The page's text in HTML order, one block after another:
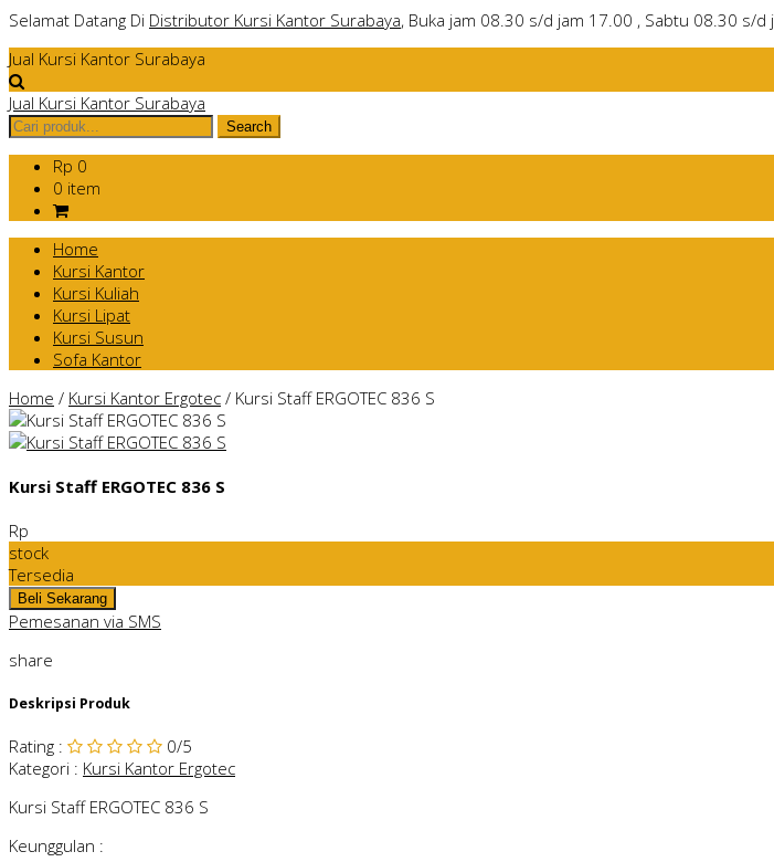
Selamat Datang Di Distributor Kursi Kantor Surabaya, Buka jam 08.30 s/d jam 17.00 , Sabtu 08.30 s/
Jual Kursi Kantor Surabaya
Jual Kursi Kantor Surabaya
Rp 0
0 item
Home
Kursi Kantor
Kursi Kuliah
Kursi Lipat
Kursi Susun
Sofa Kantor
Home / Kursi Kantor Ergotec / Kursi Staff ERGOTEC 836 S
Kursi Staff ERGOTEC 836 S
Rp
stock
Tersedia
Pemesanan via SMS
share
Deskripsi Produk
Rating : 0/5
Kategori : Kursi Kantor Ergotec
Kursi Staff ERGOTEC 836 S
Keunggulan :